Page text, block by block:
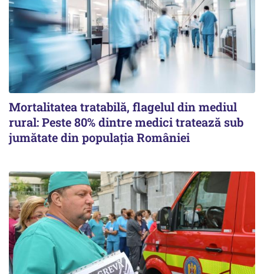
Mortalitatea tratabilă, flagelul din mediul
rural: Peste 80% dintre medici tratează sub
jumătate din populația României